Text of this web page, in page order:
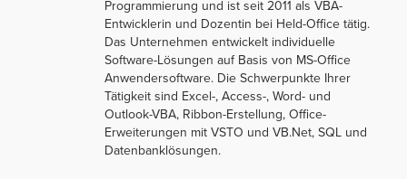
Programmierung und ist seit 2011 als VBA-
Entwicklerin und Dozentin bei Held-Office tätig.
Das Unternehmen entwickelt individuelle
Software-Lösungen auf Basis von MS-Office
Anwendersoftware. Die Schwerpunkte Ihrer
Tätigkeit sind Excel-, Access-, Word- und
Outlook-VBA, Ribbon-Erstellung, Office-
Erweiterungen mit VSTO und VB.Net, SQL und
Datenbanklösungen.